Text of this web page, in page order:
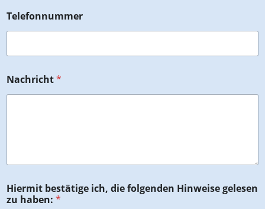
Telefonnummer
Nachricht*
Hiermit bestätige ich, die folgenden Hinweise gelesen
zu haben: *